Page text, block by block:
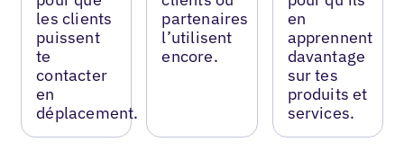
les clients
puissent
te
contacter
en
déplacement.
partenaires
l’utilisent
encore.
en
apprennent
davantage
sur tes
produits et
services.